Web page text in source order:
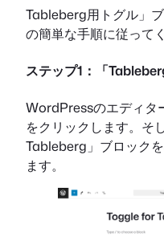
Tableberg用トグル」
の簡単な手順に従って
ステップ1：「
WordPressのエディタ
をクリックします。そ
Tableberg」ブロック
ます。